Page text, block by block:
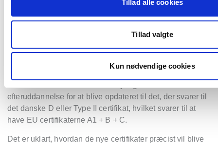
Tillad alle cookies
Tillad valgte
Kun nødvendige cookies
Det vil kræve efteruddannelse i kulbrinter for at opdatere
danske Type I certifikat svarer til EU certifikaterne A1 + B.
efteruddannelse for at blive opdateret til det, der svarer til
det danske D eller Type II certifikat, hvilket svarer til at
have EU certifikaterne A1 + B + C.
Det er uklart, hvordan de nye certifikater præcist vil blive